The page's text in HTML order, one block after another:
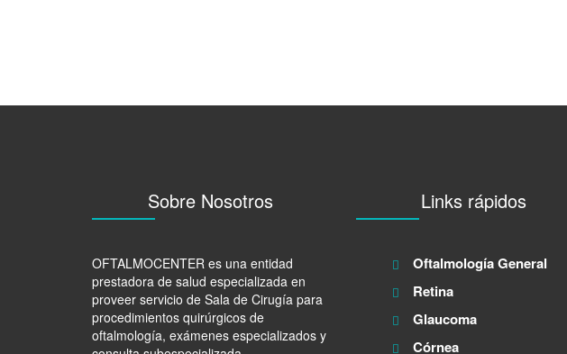
Sobre Nosotros
OFTALMOCENTER es una entidad
prestadora de salud especializada en
proveer servicio de Sala de Cirugía para
procedimientos quirúrgicos de
oftalmología, exámenes especializados y
Links rápidos
Oftalmología General
Retina
Glaucoma
Córnea